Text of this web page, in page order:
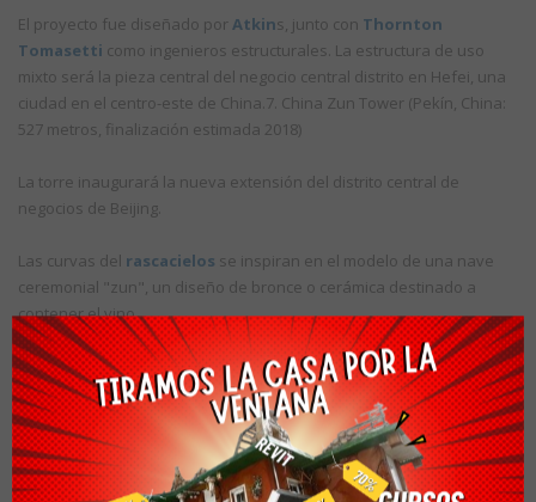
El proyecto fue diseñado por Atkins, junto con Thornton
Tomasetti como ingenieros estructurales. La estructura de uso
mixto será la pieza central del negocio central distrito en Hefei, una
ciudad en el centro-este de China.7. China Zun Tower (Pekín, China:
527 metros, finalización estimada 2018)
La torre inaugurará la nueva extensión del distrito central de
negocios de Beijing.
Las curvas del rascacielos se inspiran en el modelo de una nave
ceremonial "zun", un diseño de bronce o cerámica destinado a
contener el vino.
Diseñado por la firma internacional Farrells, con la ayuda de
ingeniería de Arup y KPF como arquitecto ejecutivo y de diseño, la
torre contará con oficinas, club privado y una plataforma de
observación, así como departamentos en alquiler.